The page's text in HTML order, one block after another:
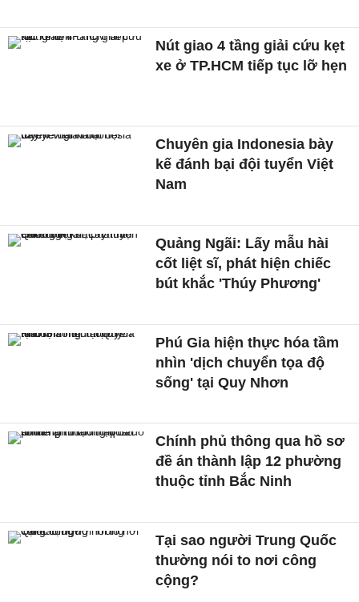
Nút giao 4 tầng giải cứu kẹt
xe ở TP.HCM tiếp tục lỡ hẹn
Chuyên gia Indonesia bày
kế đánh bại đội tuyển Việt
Nam
Quảng Ngãi: Lấy mẫu hài
cốt liệt sĩ, phát hiện chiếc
bút khắc 'Thúy Phương'
Phú Gia hiện thực hóa tầm
nhìn 'dịch chuyển tọa độ
sống' tại Quy Nhơn
Chính phủ thông qua hồ sơ
đề án thành lập 12 phường
thuộc tỉnh Bắc Ninh
Tại sao người Trung Quốc
thường nói to nơi công
cộng?